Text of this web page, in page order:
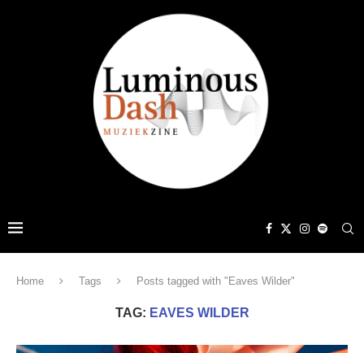
Home Tags Posts tagged with "Eaves Wilder"
TAG: EAVES WILDER